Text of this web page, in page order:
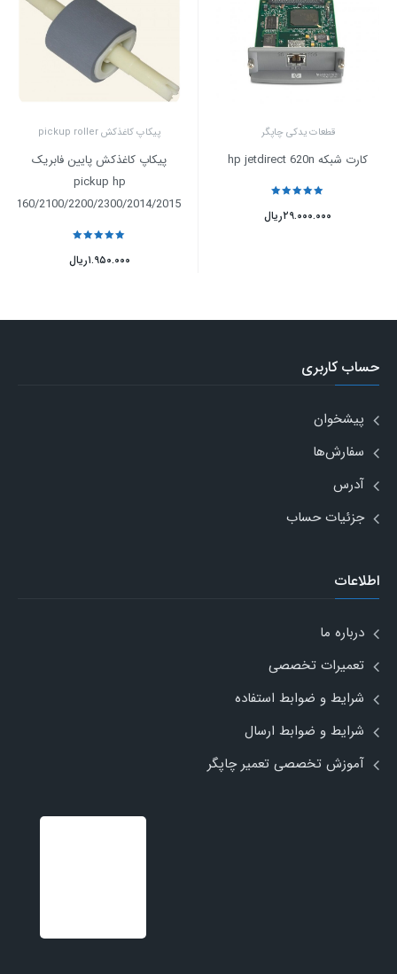
قطعات یدکی چاپگر
کارت شبکه hp jetdirect 620n
ریال۲۹.۰۰۰.۰۰۰
پیکاپ کاغذکش pickup roller
پیکاپ کاغذکش پایین فابریک
pickup hp
1160/2100/2200/2300/2014/2015
ریال۱.۹۵۰.۰۰۰
حساب کاربری
پیشخوان
سفارش‌ها
آدرس
جزئیات حساب
اطلاعات
درباره ما
تعمیرات تخصصی
شرایط و ضوابط استفاده
شرایط و ضوابط ارسال
آموزش تخصصی تعمیر چاپگر